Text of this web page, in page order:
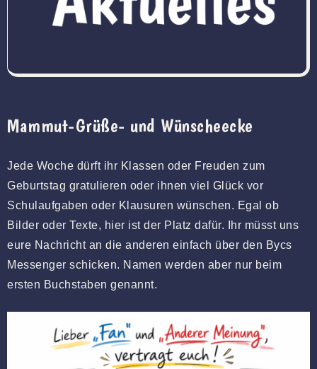
Mammut-Grüße- und Wünscheecke
Jede Woche dürft ihr Klassen oder Freuden zum
Geburtstag gratulieren oder ihnen viel Glück vor
Schulaufgaben oder Klausuren wünschen. Egal ob
Bilder oder Texte, hier ist der Platz dafür. Ihr müsst uns
eure Nachricht an die anderen einfach über den Bycs
Messenger schicken. Namen werden aber nur beim
ersten Buchstaben genannt.